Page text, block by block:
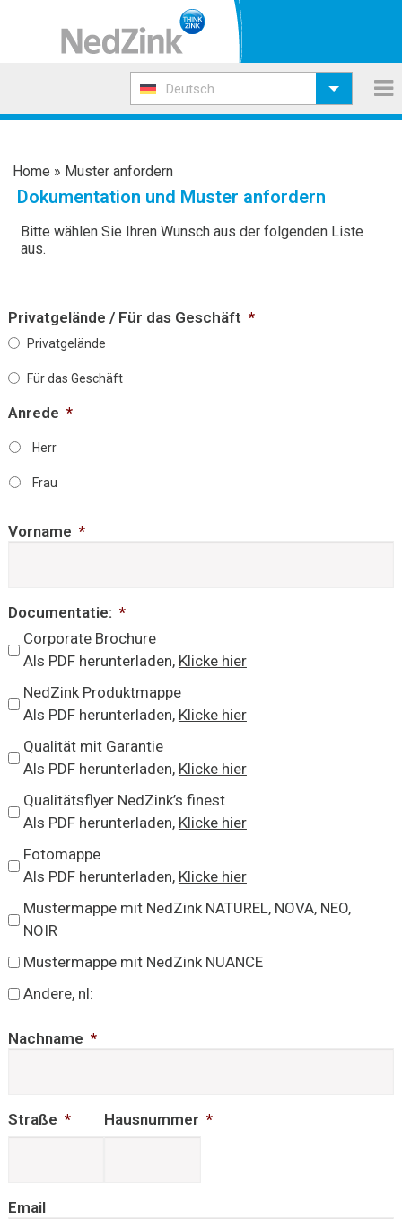
Deutsch
Home » Muster anfordern
Dokumentation und Muster anfordern
Bitte wählen Sie Ihren Wunsch aus der folgenden Liste
aus.
Privatgelände / Für das Geschäft *
Privatgelände
Für das Geschäft
Anrede *
Herr
Frau
Vorname *
Documentatie: *
Corporate Brochure
Als PDF herunterladen, Klicke hier
NedZink Produktmappe
Als PDF herunterladen, Klicke hier
Qualität mit Garantie
Als PDF herunterladen, Klicke hier
Qualitätsflyer NedZink’s finest
Als PDF herunterladen, Klicke hier
Fotomappe
Als PDF herunterladen, Klicke hier
Mustermappe mit NedZink NATUREL, NOVA, NEO,
NOIR
Mustermappe mit NedZink NUANCE
Andere, nl:
Nachname *
Straße * Hausnummer *
Email